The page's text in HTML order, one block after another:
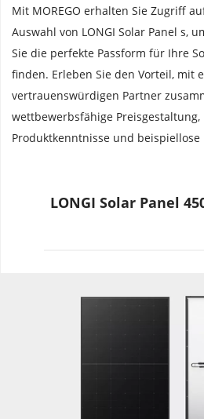
Mit MOREGO erhalten Sie Zugriff
Auswahl von LONGI Solar Panel s,
Sie die perfekte Passform für Ihre
finden. Erleben Sie den Vorteil, mit
vertrauenswürdigen Partner
wettbewerbsfähige
Produktkenntnisse und
LONGI Solar Panel